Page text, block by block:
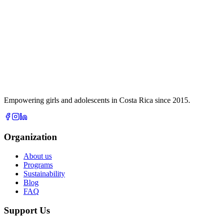
Empowering girls and adolescents in Costa Rica since 2015.
Organization
About us
Programs
Sustainability
Blog
FAQ
Support Us